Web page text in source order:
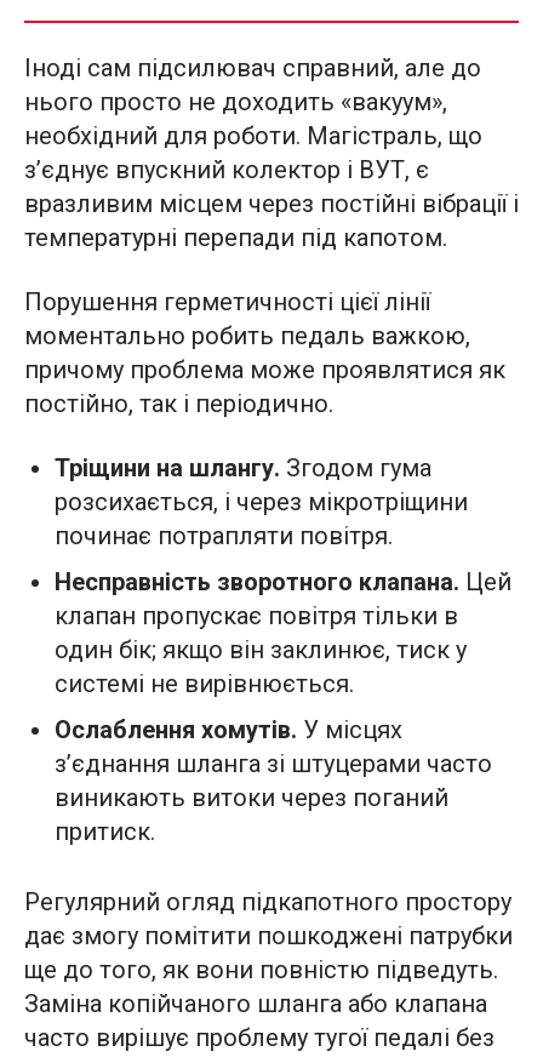
Іноді сам підсилювач справний, але до
нього просто не доходить «вакуум»,
необхідний для роботи. Магістраль, що
з’єднує впускний колектор і ВУТ, є
вразливим місцем через постійні вібрації і
температурні перепади під капотом.
Порушення герметичності цієї лінії
моментально робить педаль важкою,
причому проблема може проявлятися як
постійно, так і періодично.
Тріщини на шлангу. Згодом гума
розсихається, і через мікротріщини
починає потрапляти повітря.
Несправність зворотного клапана. Цей
клапан пропускає повітря тільки в
один бік; якщо він заклинює, тиск у
системі не вирівнюється.
Ослаблення хомутів. У місцях
з’єднання шланга зі штуцерами часто
виникають витоки через поганий
притиск.
Регулярний огляд підкапотного простору
дає змогу помітити пошкоджені патрубки
ще до того, як вони повністю підведуть.
Заміна копійчаного шланга або клапана
часто вирішує проблему тугої педалі без